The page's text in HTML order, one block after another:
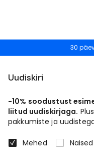
30
Uudiskiri
-10% soodustust
liitud uudiskirjaga.
pakkumiste ja
Mehed
Naised